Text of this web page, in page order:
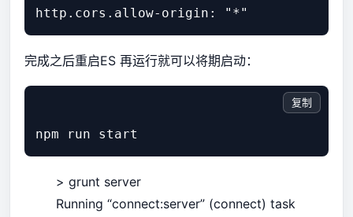
完成之后重启ES 再运行就可以将期启动：
复制
> grunt server
Running “connect:server” (connect) task